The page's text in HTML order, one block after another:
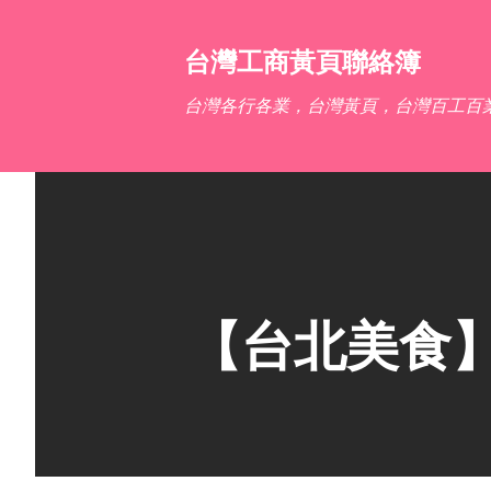
台灣工商黃頁聯絡簿
台灣各行各業，台灣黃頁，台灣百工百
【台北美